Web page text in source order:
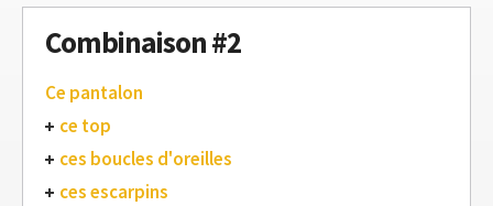
Combinaison #2
Ce pantalon
ce top
ces boucles d'oreilles
ces escarpins